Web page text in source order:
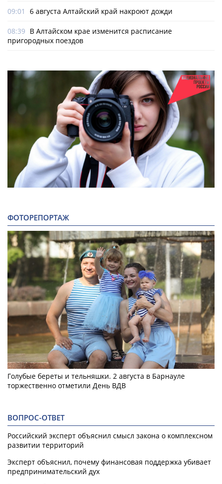
09:01 6 августа Алтайский край накроют дожди
08:39 В Алтайском крае изменится расписание
пригородных поездов
ФОТОРЕПОРТАЖ
Голубые береты и тельняшки. 2 августа в Барнауле
торжественно отметили День ВДВ
ВОПРОС-ОТВЕТ
Российский эксперт объяснил смысл закона о комплексном
развитии территорий
Эксперт объяснил, почему финансовая поддержка убивает
предпринимательский дух